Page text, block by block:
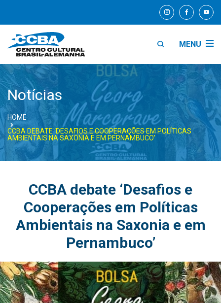
MENU
Notícias
HOME
CCBA DEBATE ‘DESAFIOS E COOPERAÇÕES EM POLÍTICAS
AMBIENTAIS NA SAXONIA E EM PERNAMBUCO’
CCBA debate ‘Desafios e
Cooperações em Políticas
Ambientais na Saxonia e em
Pernambuco’